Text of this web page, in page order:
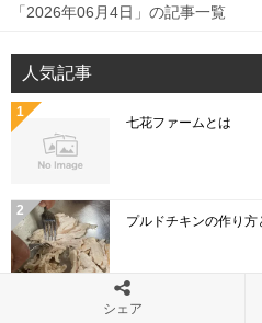
「2026年06月4日」の記事一覧
人気記事
七花ファームとは
プルドチキンの作り
シェア